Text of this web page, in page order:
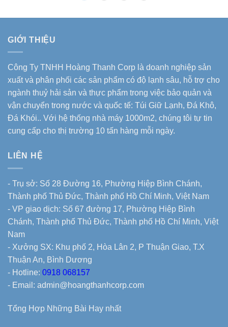
GIỚI THIỆU
Công Ty TNHH Hoàng Thanh Corp là doanh nghiệp sản
xuất và phân phối các sản phẩm có độ lạnh sâu, hỗ trợ cho
ngành thuỷ hải sản và thực phẩm trong việc bảo quản và
vận chuyển trong nước và quốc tế: Túi Giữ Lạnh, Đá Khô,
Đá Khói.. Với hệ thống nhà máy 1000m2, chúng tôi tự tin
cung cấp cho thị trường 10 tấn hàng mỗi ngày.
LIÊN HỆ
- Trụ sở: Số 28 Đường 16, Phường Hiệp Bình Chánh,
Thành phố Thủ Đức, Thành phố Hồ Chí Minh, Việt Nam
- VP giao dịch: Số 67 đường 17, Phường Hiệp Bình
Chánh, Thành phố Thủ Đức, Thành phố Hồ Chí Minh, Việt
Nam
- Xưởng SX: Khu phố 2, Hòa Lân 2, P Thuận Giao, T.X
Thuận An, Bình Dương
- Hotline: 0918 068157
- Email: admin@hoangthanhcorp.com
Tổng Hợp Những Bài Hay nhất